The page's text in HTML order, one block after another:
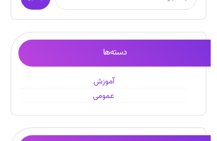
دسته‌ها
آموزش
عمومی